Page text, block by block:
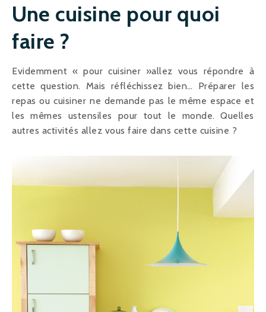
Une cuisine pour quoi
faire ?
Evidemment « pour cuisiner »allez vous répondre à
cette question. Mais réfléchissez bien… Préparer les
repas ou cuisiner ne demande pas le même espace et
les mêmes ustensiles pour tout le monde. Quelles
autres activités allez vous faire dans cette cuisine ?